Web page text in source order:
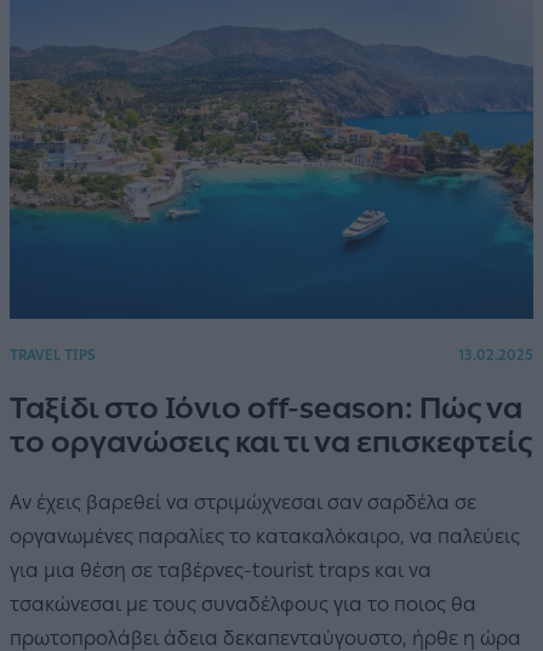
TRAVEL TIPS 13.02.2025
Ταξίδι στο Ιόνιο off-season: Πώς να
το οργανώσεις και τι να επισκεφτείς
Αν έχεις βαρεθεί να στριμώχνεσαι σαν σαρδέλα σε
οργανωμένες παραλίες το κατακαλόκαιρο, να παλεύεις
για μια θέση σε ταβέρνες-tourist traps και να
τσακώνεσαι με τους συναδέλφους για το ποιος θα
πρωτοπρολάβει άδεια δεκαπενταύγουστο, ήρθε η ώρα